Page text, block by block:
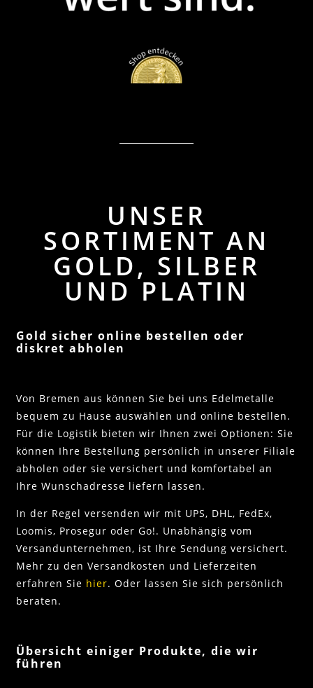
UNSER
SORTIMENT AN
GOLD, SILBER
UND PLATIN
Gold sicher online bestellen oder
diskret abholen
Von Bremen aus können Sie bei uns Edelmetalle
bequem zu Hause auswählen und online bestellen.
Für die Logistik bieten wir Ihnen zwei Optionen: Sie
können Ihre Bestellung persönlich in unserer Filiale
abholen oder sie versichert und komfortabel an
Ihre Wunschadresse liefern lassen.
In der Regel versenden wir mit UPS, DHL, FedEx,
Loomis, Prosegur oder Go!. Unabhängig vom
Versandunternehmen, ist Ihre Sendung versichert.
Mehr zu den Versandkosten und Lieferzeiten
erfahren Sie hier. Oder lassen Sie sich persönlich
beraten.
Übersicht einiger Produkte, die wir
führen